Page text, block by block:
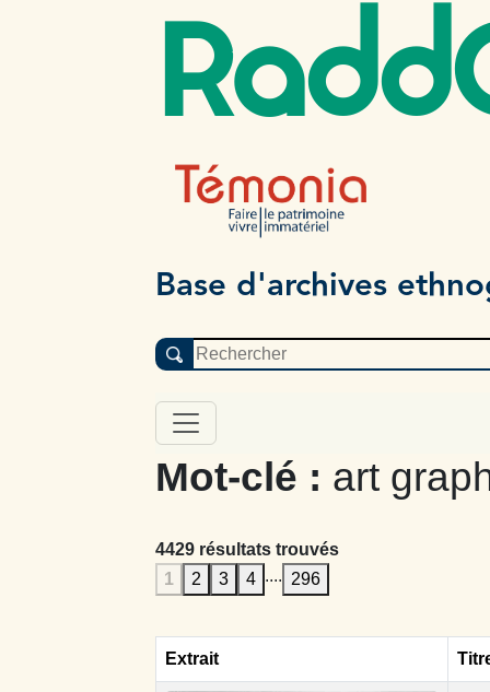
Base d'archives
Mot-clé : art
4429 résultats trouvés
1
2 3 4 .... 296
Extrait